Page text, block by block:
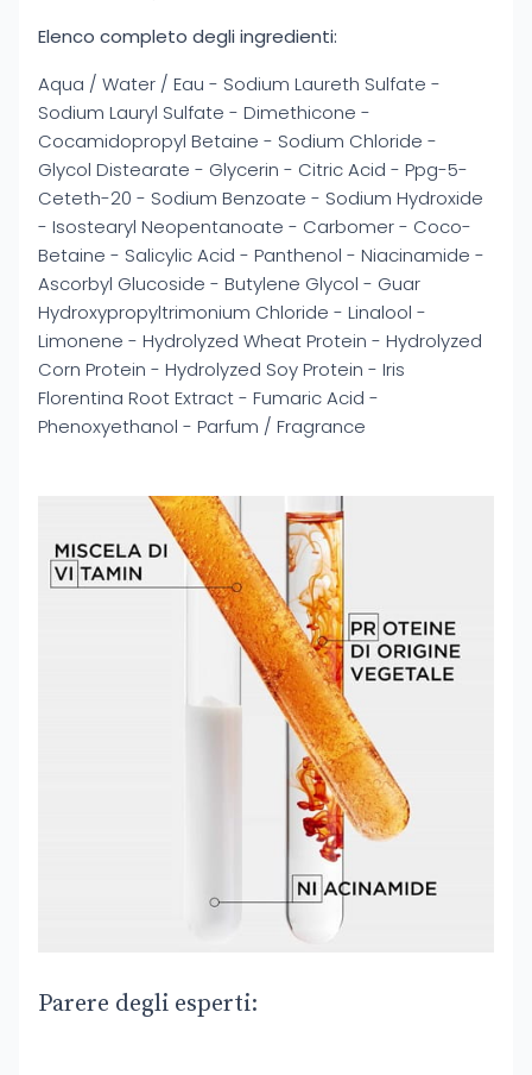
Elenco completo degli ingredienti:
Aqua / Water / Eau - Sodium Laureth Sulfate -
Sodium Lauryl Sulfate - Dimethicone -
Cocamidopropyl Betaine - Sodium Chloride -
Glycol Distearate - Glycerin - Citric Acid - Ppg-5-
Ceteth-20 - Sodium Benzoate - Sodium Hydroxide
- Isostearyl Neopentanoate - Carbomer - Coco-
Betaine - Salicylic Acid - Panthenol - Niacinamide -
Ascorbyl Glucoside - Butylene Glycol - Guar
Hydroxypropyltrimonium Chloride - Linalool -
Limonene - Hydrolyzed Wheat Protein - Hydrolyzed
Corn Protein - Hydrolyzed Soy Protein - Iris
Florentina Root Extract - Fumaric Acid -
Phenoxyethanol - Parfum / Fragrance
Parere degli esperti: